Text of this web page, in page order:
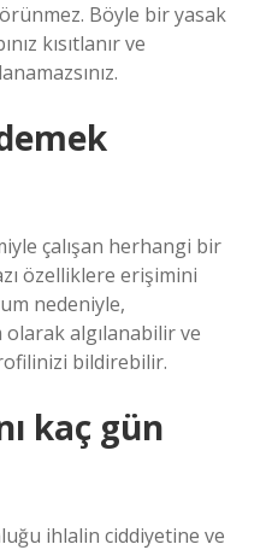
Böyle bir yasak
kısıtlanır ve
çalışan herhangi bir
özelliklere erişimini
nedeniyle,
algılanabilir ve
bildirebilir.
kaç gün
ihlalin ciddiyetine ve